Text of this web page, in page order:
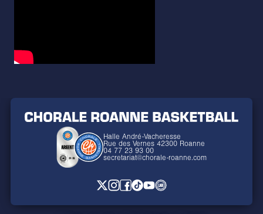
Halle André-Vacheresse
Rue des Vernes 42300 Roanne
04 77 23 93 00
secretariat@chorale-roanne.com